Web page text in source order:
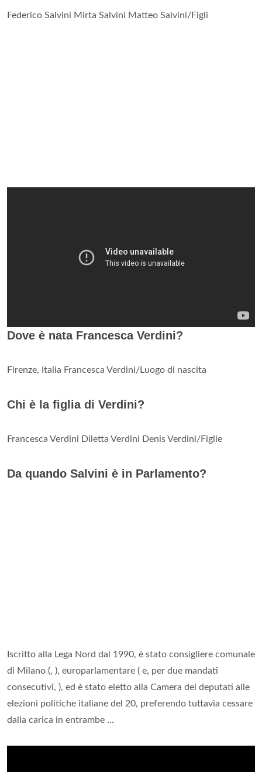
Federico Salvini Mirta Salvini Matteo Salvini/Figli
Dove è nata Francesca Verdini?
Firenze, Italia Francesca Verdini/Luogo di nascita
Chi è la figlia di Verdini?
Francesca Verdini Diletta Verdini Denis Verdini/Figlie
Da quando Salvini è in Parlamento?
Iscritto alla Lega Nord dal 1990, è stato consigliere comunale
di Milano (, ), europarlamentare ( e, per due mandati
consecutivi, ), ed è stato eletto alla Camera dei deputati alle
elezioni politiche italiane del 20, preferendo tuttavia cessare
dalla carica in entrambe ...